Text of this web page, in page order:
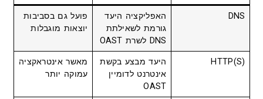
DNS
האפליקציה היעד
גורמת לשאילתת
DNS לשרת OAST
פועל גם בסביבות
יוצאות מוגבלות
HTTP(S)
היעד מבצע בקשת
אינטרנט לדומיין
OAST
מאשר אינטראקציה
עמוקה יותר